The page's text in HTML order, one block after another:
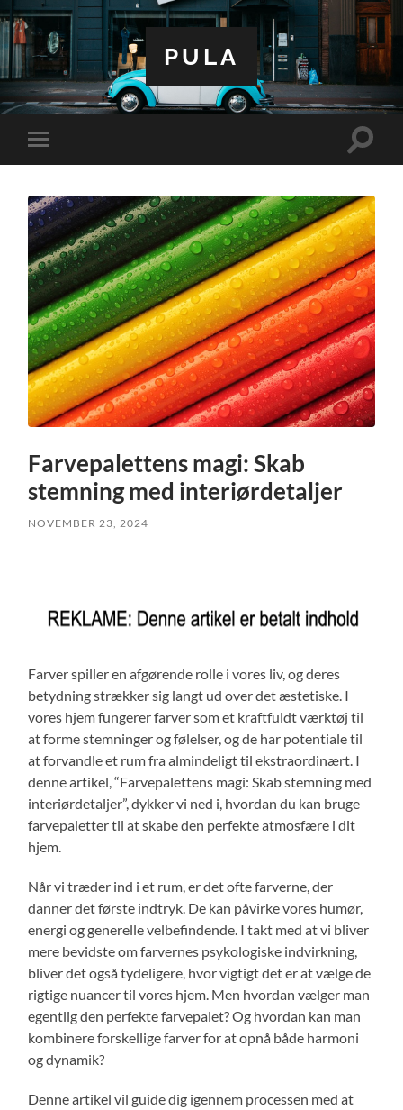
PULA
Toggle
mobile
Toggle
Farvepalettens magi: Skab
stemning med interiørdetaljer
NOVEMBER 23, 2024
Farver spiller en afgørende rolle i vores liv, og deres
betydning strækker sig langt ud over det æstetiske. I
vores hjem fungerer farver som et kraftfuldt værktøj til
at forme stemninger og følelser, og de har potentiale til
at forvandle et rum fra almindeligt til ekstraordinært. I
denne artikel, “Farvepalettens magi: Skab stemning med
interiørdetaljer”, dykker vi ned i, hvordan du kan bruge
farvepaletter til at skabe den perfekte atmosfære i dit
hjem.
Når vi træder ind i et rum, er det ofte farverne, der
danner det første indtryk. De kan påvirke vores humør,
energi og generelle velbefindende. I takt med at vi bliver
mere bevidste om farvernes psykologiske indvirkning,
bliver det også tydeligere, hvor vigtigt det er at vælge de
rigtige nuancer til vores hjem. Men hvordan vælger man
egentlig den perfekte farvepalet? Og hvordan kan man
kombinere forskellige farver for at opnå både harmoni
og dynamik?
Denne artikel vil guide dig igennem processen med at